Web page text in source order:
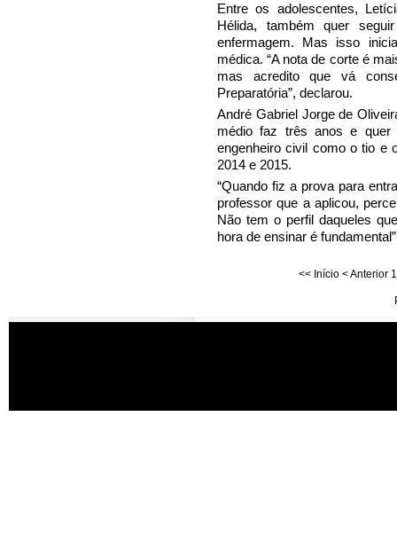
Entre os adolescentes,
Hélida, também quer
enfermagem. Mas isso
médica. “A nota de corte é
mas acredito que vá
Preparatória”, declarou.
André Gabriel Jorge de
médio faz três anos e quer
engenheiro civil como o tio e
2014 e 2015.
“Quando fiz a prova para
professor que a aplicou,
Não tem o perfil daqueles
hora de ensinar é
<< Início <Anterior 1